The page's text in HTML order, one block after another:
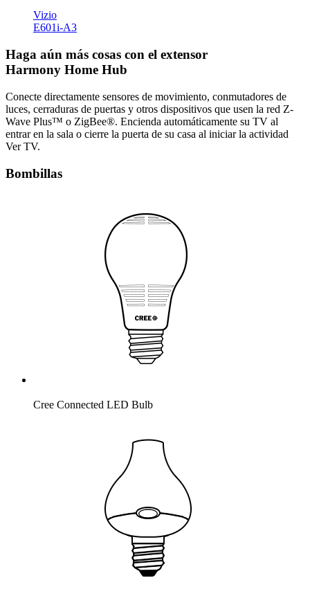
Vizio
E601i-A3
Haga aún más cosas con el extensor
Harmony Home Hub
Conecte directamente sensores de movimiento, conmutadores de
luces, cerraduras de puertas y otros dispositivos que usen la red Z-
Wave Plus™ o ZigBee®. Encienda automáticamente su TV al
entrar en la sala o cierre la puerta de su casa al iniciar la actividad
Ver TV.
Bombillas
Cree Connected LED Bulb